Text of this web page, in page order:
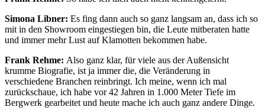
Simona Libner: Es fing dann auch so ganz langsam an, dass ich so
mit in den Showroom eingestiegen bin, die Leute mitberaten hatte
und immer mehr Lust auf Klamotten bekommen habe.
Frank Rehme: Also ganz klar, für viele aus der Außensicht
krumme Biografie, ist ja immer die, die Veränderung in
verschiedene Branchen reinbringt. Ich meine, wenn ich mal
zurückschaue, ich habe vor 42 Jahren in 1.000 Meter Tiefe im
Bergwerk gearbeitet und heute mache ich auch ganz andere Dinge.